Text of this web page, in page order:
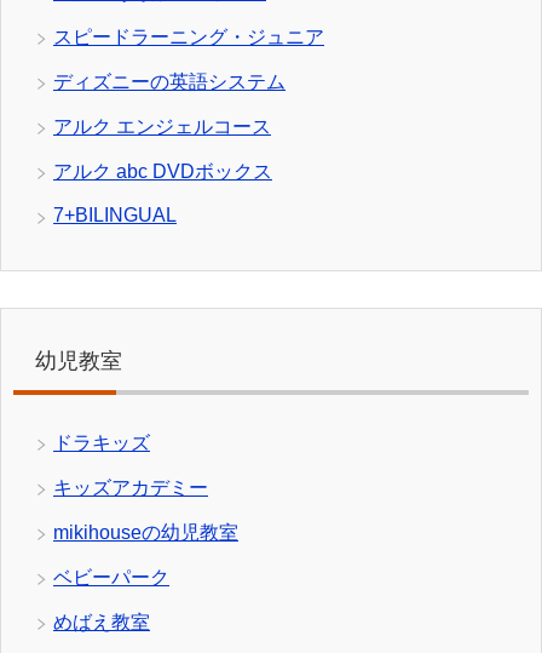
スピードラーニング・ジュニア
ディズニーの英語システム
アルク エンジェルコース
アルク abc DVDボックス
7+BILINGUAL
幼児教室
ドラキッズ
キッズアカデミー
mikihouseの幼児教室
ベビーパーク
めばえ教室